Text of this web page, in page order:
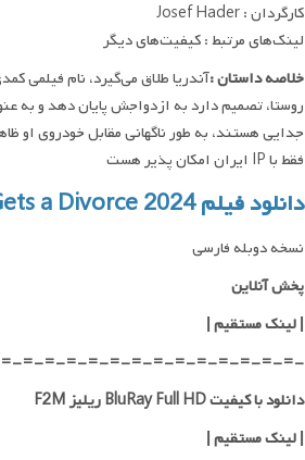
کارگردان : Josef Hader
لینک‌های مرتبط : کیفیت‌های دیگر
خلاصه داستان :
روستا، تصمیم دارد به ازدواجش پایان دهد و به
جدایی هستند، به طور ناگهانی مقابل خودروی او
فقط با IP ایران امکان پذیر هست
دانلود فیلم Andrea Gets a Divorce 2024
نسخه دوبله فارسی
پخش آنلاین
| لینک مستقیم|
=-=-=-=-=-=-=-=-=-=-=-=-=-
دانلود با کیفیت BluRay Full HD ریلیز F2M
|لینک مستقیم|